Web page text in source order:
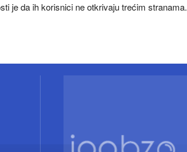
je da ih korisnici ne otkrivaju trećim stranama.